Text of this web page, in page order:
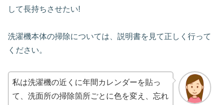
して長持ちさせたい!
洗濯機本体の掃除については、説明書を見て正しく行って
ください。
私は洗濯機の近くに年間カレンダーを貼っ
て、洗面所の掃除箇所ごとに色を変え、忘れ